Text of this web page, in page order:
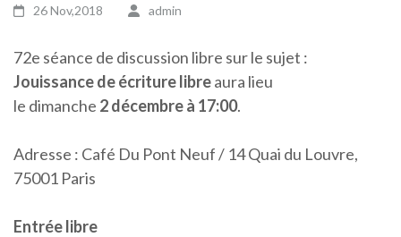
26 Nov,2018 admin
72e séance de discussion libre sur le sujet :
Jouissance de écriture libreaura lieu
le dimanche 2 décembre à 17:00.
Adresse : Café Du Pont Neuf / 14 Quai du Louvre,
75001 Paris
Entrée libre